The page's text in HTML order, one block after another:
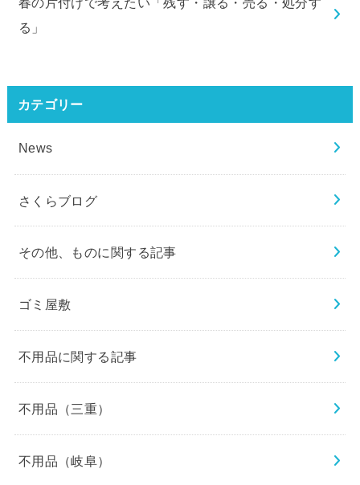
る」
カテゴリー
News
さくらブログ
その他、ものに関する記事
ゴミ屋敷
不用品に関する記事
不用品（三重）
不用品（岐阜）